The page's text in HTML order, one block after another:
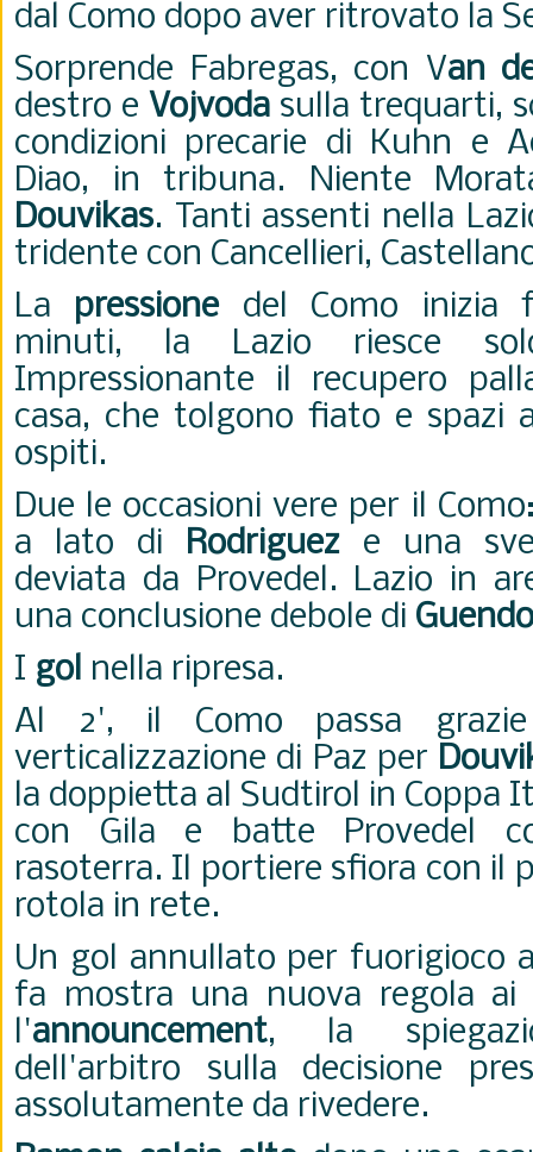
dal Como dopo aver ritrovato la
Sorprende Fabregas, con Van
destro e Vojvoda sulla trequarti,
condizioni precarie di Kuhn e
Diao, in tribuna. Niente
Douvikas. Tanti assenti nella
tridente con Cancellieri,
La pressionedel Como inizia
minuti, la Lazio riesce
Impressionante il recupero
casa, che tolgono fiato e spazi
ospiti.
Due le occasioni vere per il
a lato di Rodriguez e una
deviata da Provedel. Lazio in
una conclusione debole di
I gol nella ripresa.
Al 2', il Como passa
verticalizzazione di Paz per
la doppietta al Sudtirol in Coppa
con Gila e batte Provedel
rasoterra. Il portiere sfiora con il
rotola in rete.
Un gol annullato per fuorigioco
fa mostra una nuova regola
l'announcement, la
dell'arbitro sulla decisione
assolutamente da rivedere.